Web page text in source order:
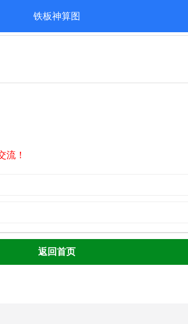
铁板神算图
流！
返回首页